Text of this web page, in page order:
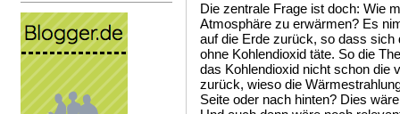
Die zentrale Frage ist doch: Wie
Atmosphäre zu erwärmen? Es
auf die Erde zurück, so dass
ohne Kohlendioxid täte. So die
das Kohlendioxid nicht schon die
zurück, wieso die
Seite oder nach hinten? Dies